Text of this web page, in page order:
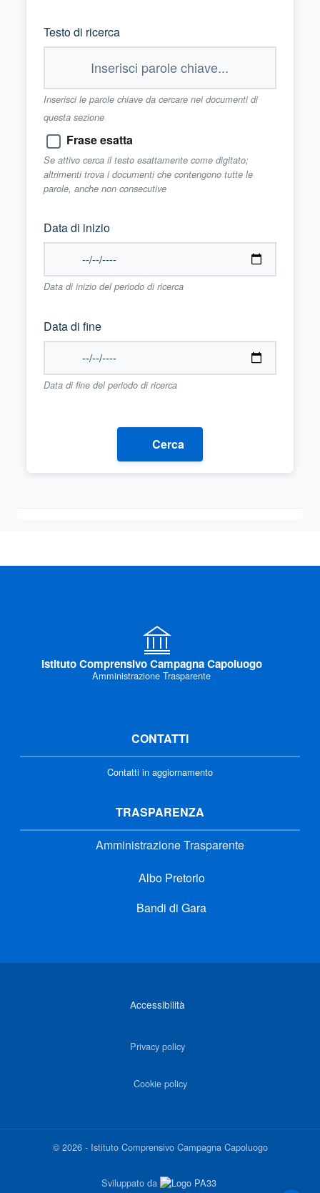
Testo di ricerca
Inserisci le parole chiave da cercare nei documenti di
questa sezione
Frase esatta
Se attivo cerca il testo esattamente come digitato;
altrimenti trova i documenti che contengono tutte le
parole, anche non consecutive
Data di inizio
Data di inizio del periodo di ricerca
Data di fine
Data di fine del periodo di ricerca
Cerca
Istituto Comprensivo Campagna Capoluogo
Amministrazione Trasparente
CONTATTI
Contatti in aggiornamento
TRASPARENZA
Amministrazione Trasparente
Albo Pretorio
Bandi di Gara
Accessibilità
Privacy policy
Cookie policy
©2026- Istituto Comprensivo Campagna Capoluogo
Sviluppato da